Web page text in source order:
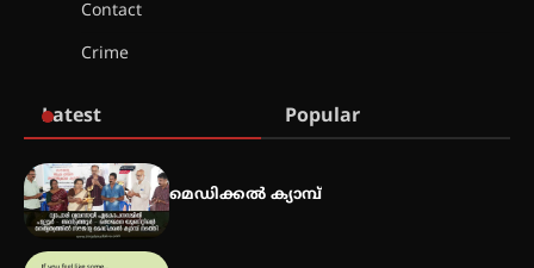
സാധ്യത ഇരിങ്ങാലക്കുടയിൽ 4.4
മില്ലി മീറ്റർ മഴ ലഭിച്ചു
Contact
Crime
Latest Popular
മെഡിക്കൽ ക്യാമ്പ്